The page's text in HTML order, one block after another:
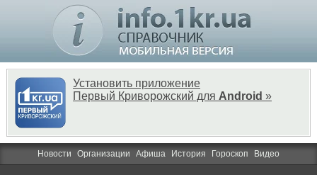
Установить приложение
Первый Криворожский для Android »
Новости Организации Афиша История Гороскоп Видео